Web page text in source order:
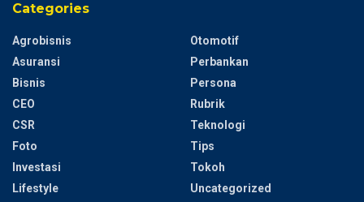
Categories
Agrobisnis
Asuransi
Bisnis
CEO
CSR
Foto
Investasi
Lifestyle
Otomotif
Perbankan
Persona
Rubrik
Teknologi
Tips
Tokoh
Uncategorized